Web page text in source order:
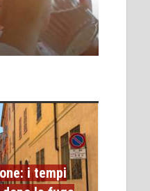
i tempi